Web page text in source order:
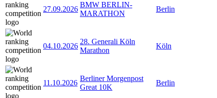
27.09.2026
BMW BERLIN-
MARATHON
Berlin
04.10.2026
28. Generali Köln
Marathon
Köln
11.10.2026
Berliner Morgenpost
Great 10K
Berlin